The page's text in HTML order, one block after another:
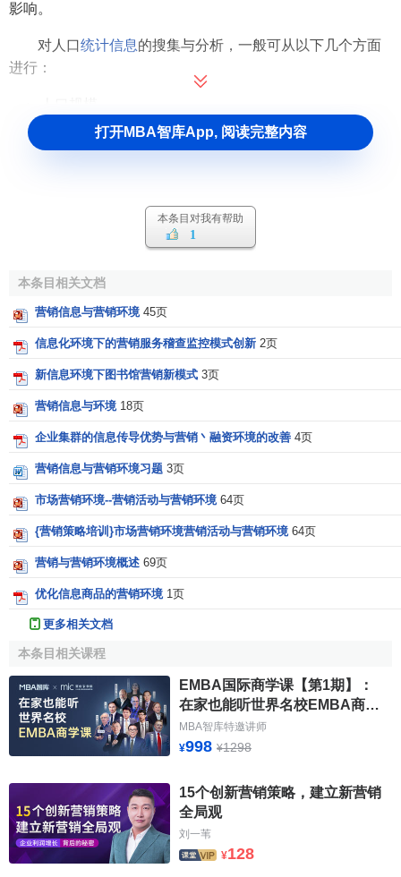
影响。
对人口统计信息的搜集与分析，一般可从以下几个方面
进行：
人口规模实际上就代表了潜在市场的规模。它不仅意味
的人口数及其构成，这是进行
算的基础，也是评估所有市场价值
人口增长代表了市场扩张
模扩张就快，
圈地”；人口如何进行营销信息管理增长慢，市场规模扩张就
慢，市场竞争强度相对大，各家企业都要集中
增长与流动人口增长。固定人口与流动人口对
不同的。固定人口增长可能对房地产、汽车等行业带来更多
的需求，而流动人口的增长则对房屋出租、餐饮业需求更
大。
年龄结构也极为重要。不同年龄的人，对产品具有不同
的需求和
好，这深刻影响着企业的 营销策略
网络已经成为年轻一代最重要的沟通方式之一，这些年轻人
追求时尚、潮流，热衷尝试新鲜事物，因此对很多以年轻人
教育结构
教育背景不同的人，需求往往也会有所不同。随着教育
对于中国市场来说，各个地区的教育发展水平是有差别的，
东部大城市的教育水平已经初步达到现代化，而西部地区却
相对落后。不同教育水平的人对产品宣传、价格等营销策略
的要求也是不一样的。
打开MBA智库App, 阅读完整内容
本条目对我有帮助
1
本条目相关文档
营销信息与营销环境 45页
信息化环境下的营销服务稽查监控模式创新 2页
新信息环境下图书馆营销新模式 3页
营销信息与环境 18页
企业集群的信息传导优势与营销丶融资环境的改善 4页
营销信息与营销环境习题 3页
市场营销环境--营销活动与营销环境 64页
{营销策略培训}市场营销环境营销活动与营销环境 64页
营销与营销环境概述 69页
优化信息商品的营销环境 1页
更多相关文档
本条目相关课程
EMBA国际商学课【第1期】：
在家也能听世界名校EMBA商学
课
MBA智库特邀讲师
¥998 ¥1298
15个创新营销策略，建立新营销
全局观
刘一苇
¥128